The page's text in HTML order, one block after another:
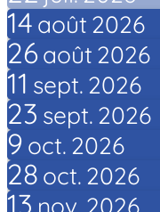
14 août 2026
26 août 2026
11 sept. 2026
23 sept. 2026
9 oct. 2026
28 oct. 2026
13 nov. 2026